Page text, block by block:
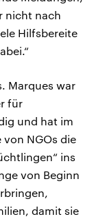
nicht nach
Hilfsbereite
Marques war
für
und hat im
NGOs die
ins
von Beginn
damit sie